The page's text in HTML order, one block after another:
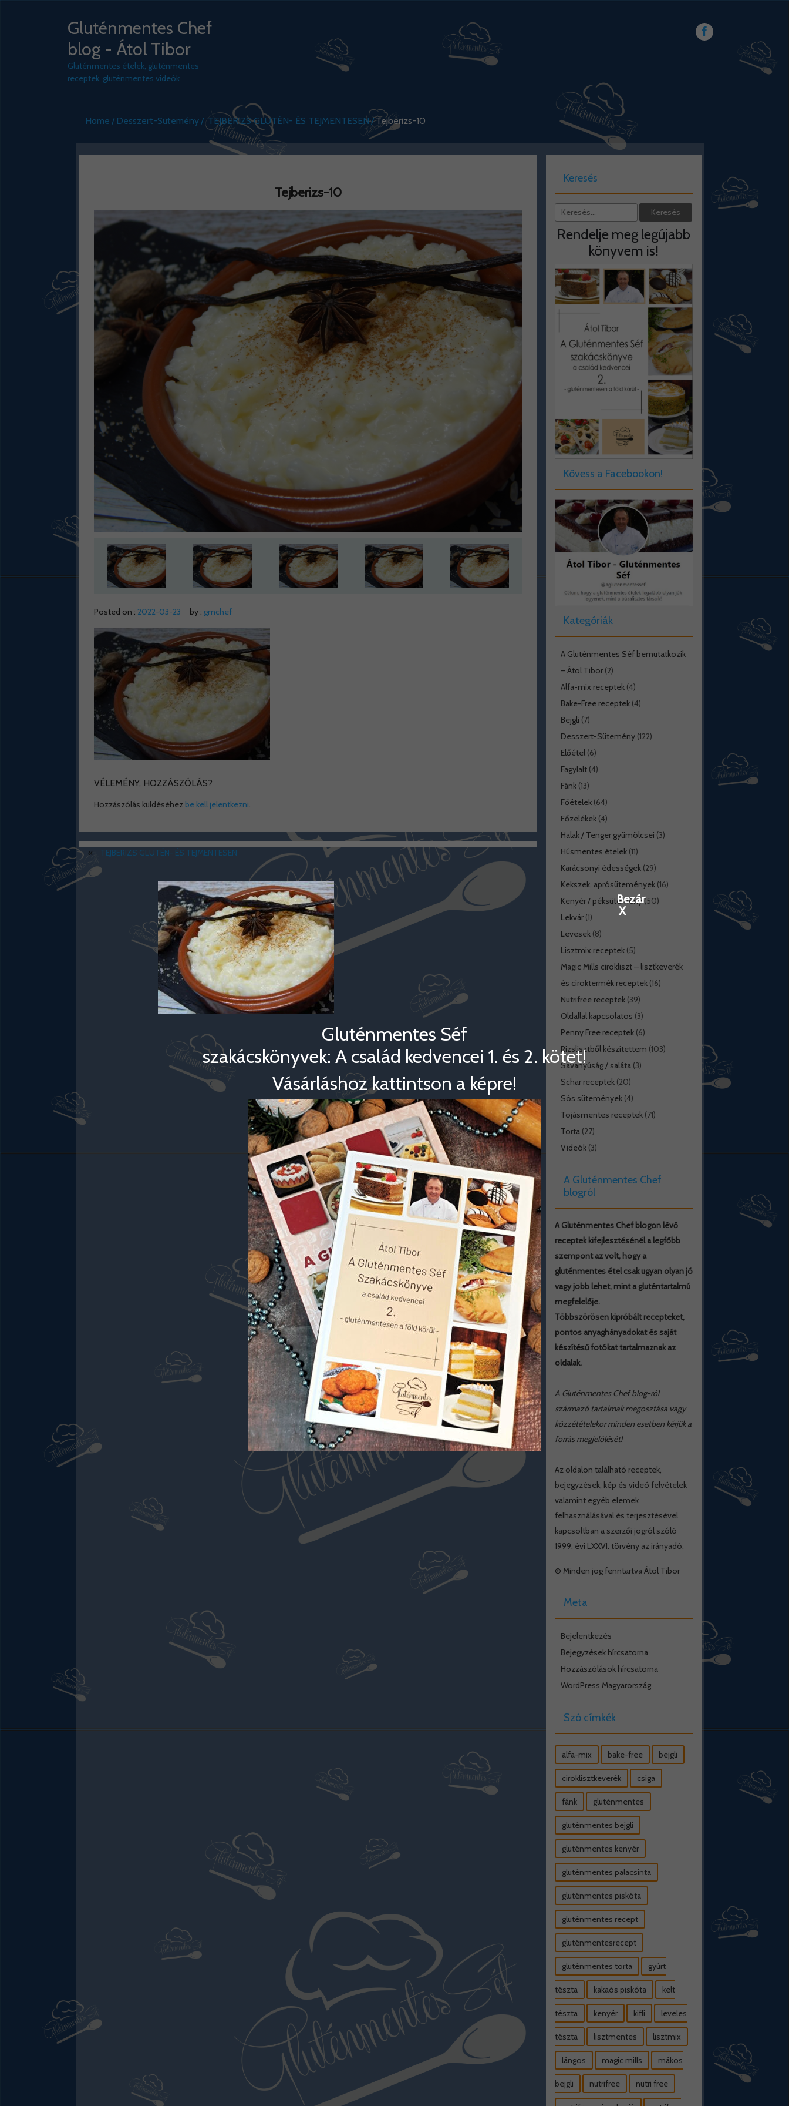
Gluténmentes Chef
blog - Átol Tibor
Gluténmentes ételek, gluténmentes
receptek, gluténmentes videók
Home Desszert-Sütemény TEJBERIZS GLUTÉN- ÉS TEJMENTESEN Tejberizs-10
Tejberizs-10
Posted on : 2022-03-23 by : gmchef
VÉLEMÉNY, HOZZÁSZÓLÁS?
Hozzászólás küldéséhez be kell jelentkezni
« TEJBERIZS GLUTÉN- ÉS TEJMENTESEN
Keresés
Rendelje meg legújabb
könyvem is!
Kövess a Facebookon!
Kategóriák
A Gluténmentes Séf bemutatkozik
– Átol Tibor(2)
Alfa-mix receptek(4)
Bake-Free receptek(4)
Bejgli (7)
Desszert-Sütemény(122)
Előétel(6)
Fagylalt(4)
Fánk(13)
Főételek(64)
Főzelékek(4)
Halak / Tenger gyümölcsei (3)
Húsmentes ételek(11)
Karácsonyi édességek(29)
Kekszek, aprósütemények(16)
Kenyér / péksütemény(50)
Lekvár(1)
Levesek(8)
Lisztmix receptek(5)
Magic Mills cirokliszt – lisztkeverék
és ciroktermék receptek(16)
Nutrifree receptek(39)
Oldallal kapcsolatos (3)
Penny Free receptek(6)
Rizslisztből készítettem (103)
Savanyúság / saláta(3)
Schar receptek(20)
Sós sütemények(4)
Tojásmentes receptek(71)
Torta(27)
Videók(3)
A Gluténmentes Chef
blogról
A Gluténmentes Chef blogon lévő
receptek kifejlesztésénél a legfőbb
szempont az volt, hogy a
gluténmentes étel csak ugyan olyan jó
vagy jobb lehet, mint a gluténtartalmú
megfelelője.
Többszörösen kipróbált recepteket,
pontos anyaghányadokat és saját
készítésű fotókat tartalmaznak az
oldalak.
A Gluténmentes Chef blog-ról
származó tartalmak megosztása vagy
közzétételekor minden esetben kérjük a
forrás megjelölését!
Az oldalon található receptek,
bejegyzések, kép és videó felvételek
valamint egyéb elemek
felhasználásával és terjesztésével
kapcsoltban a szerzői jogról szóló
1999. évi LXXVI. törvény az irányadó.
© Minden jog fenntartva Átol Tibor
Meta
Bejelentkezés
Bejegyzések hírcsatorna
Hozzászólások hírcsatorna
WordPress Magyarország
Szó címkék
alfa-mix bake-free bejgli
ciroklisztkeverék csiga
fánk gluténmentes
gluténmentes bejgli
gluténmentes kenyér
gluténmentes palacsinta
gluténmentes piskóta
gluténmentes recept
gluténmentesrecept
gluténmentes torta gyúrt
tészta kakaós piskóta kelt
tészta kenyér kifli leveles
tészta lisztmentes lisztmix
lángos magic mills mákos
bejgli nutrifree nutri free
Gluténmentes Séf
szakácskönyvek: A család kedvencei 1. és 2. kötet!
Vásárláshoz kattintson a képre!
Bezár
X